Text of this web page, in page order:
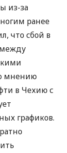
из-за
ранее
что сбой в
между
мнению
в Чехию с
графиков.